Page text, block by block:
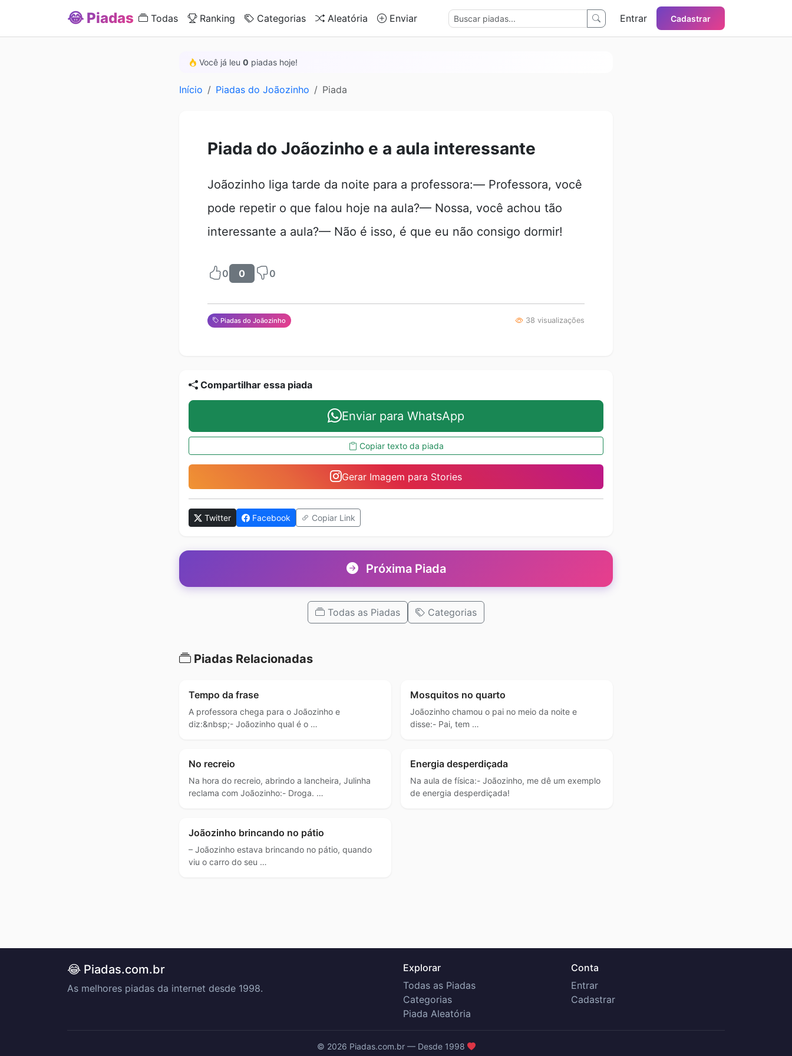
😂 Piadas Todas Ranking Categorias Aleatória Enviar Entrar Cadastrar
Você já leu 0 piadas hoje!
Início Piadas do Joãozinho Piada
Piada do Joãozinho e a aula interessante
Joãozinho liga tarde da noite para a professora:— Professora, você
pode repetir o que falou hoje na aula?— Nossa, você achou tão
interessante a aula?— Não é isso, é que eu não consigo dormir!
0 0 0
Piadas do Joãozinho 38 visualizações
Compartilhar essa piada
Enviar para WhatsApp
Copiar texto da piada
Gerar Imagem para Stories
Twitter Facebook Copiar Link
Próxima Piada
Todas as Piadas Categorias
Piadas Relacionadas
Tempo da frase
A professora chega para o Joãozinho e
diz:&nbsp;- Joãozinho qual é o …
Mosquitos no quarto
Joãozinho chamou o pai no meio da noite e
disse:- Pai, tem …
No recreio
Na hora do recreio, abrindo a lancheira, Julinha
reclama com Joãozinho:- Droga. …
Energia desperdiçada
Na aula de física:- Joãozinho, me dê um exemplo
de energia desperdiçada!
Joãozinho brincando no pátio
– Joãozinho estava brincando no pátio, quando
viu o carro do seu …
😂 Piadas.com.br
As melhores piadas da internet desde 1998.
Explorar
Todas as Piadas
Categorias
Piada Aleatória
Conta
Entrar
Cadastrar
© 2026 Piadas.com.br — Desde 1998